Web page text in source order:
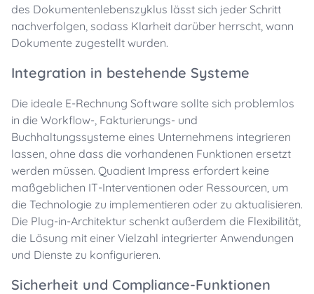
des Dokumentenlebenszyklus lässt sich jeder Schritt
nachverfolgen, sodass Klarheit darüber herrscht, wann
Dokumente zugestellt wurden.
Integration in bestehende Systeme
Die ideale E-Rechnung Software sollte sich problemlos
in die Workflow-, Fakturierungs- und
Buchhaltungssysteme eines Unternehmens integrieren
lassen, ohne dass die vorhandenen Funktionen ersetzt
werden müssen. Quadient Impress erfordert keine
maßgeblichen IT-Interventionen oder Ressourcen, um
die Technologie zu implementieren oder zu aktualisieren.
Die Plug-in-Architektur schenkt außerdem die Flexibilität,
die Lösung mit einer Vielzahl integrierter Anwendungen
und Dienste zu konfigurieren.
Sicherheit und Compliance-Funktionen